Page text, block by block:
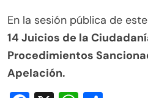
En la sesión pública de
14 Juicios de la
Procedimientos
Apelación.